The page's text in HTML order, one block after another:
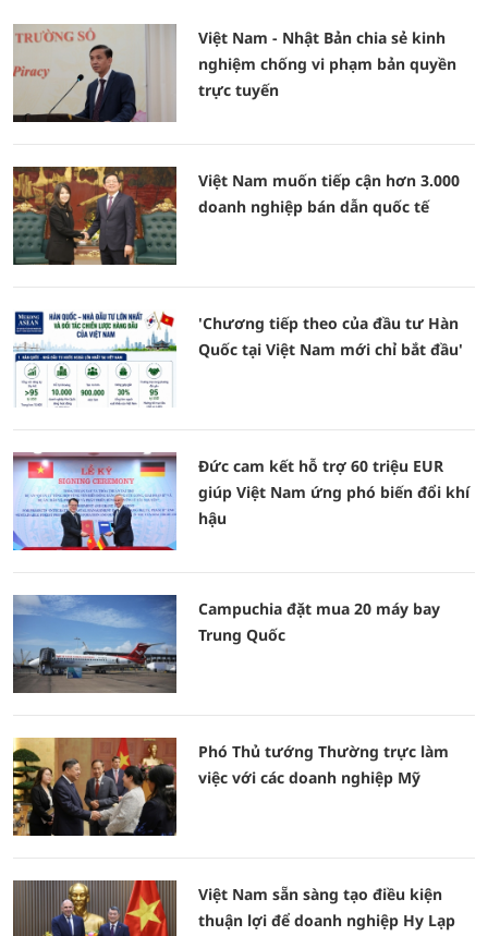
Việt Nam - Nhật Bản chia sẻ kinh
nghiệm chống vi phạm bản quyền
trực tuyến
Việt Nam muốn tiếp cận hơn 3.000
doanh nghiệp bán dẫn quốc tế
'Chương tiếp theo của đầu tư Hàn
Quốc tại Việt Nam mới chỉ bắt đầu'
Đức cam kết hỗ trợ 60 triệu EUR
giúp Việt Nam ứng phó biến đổi khí
hậu
Campuchia đặt mua 20 máy bay
Trung Quốc
Phó Thủ tướng Thường trực làm
việc với các doanh nghiệp Mỹ
Việt Nam sẵn sàng tạo điều kiện
thuận lợi để doanh nghiệp Hy Lạp